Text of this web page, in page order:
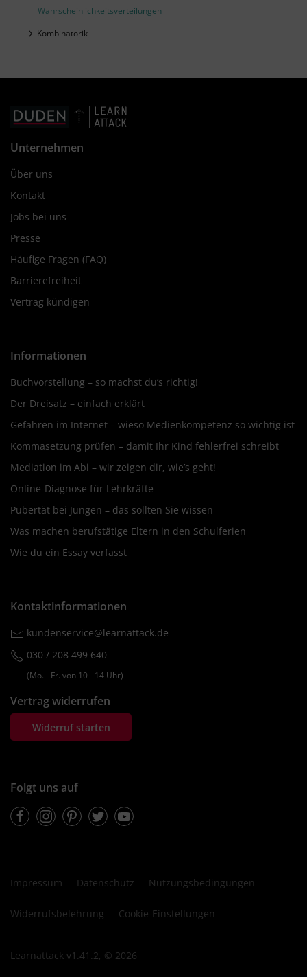
Wahrscheinlichkeitsverteilungen
Kombinatorik
Unternehmen
Über uns
Kontakt
Jobs bei uns
Presse
Häufige Fragen (FAQ)
Barrierefreiheit
Vertrag kündigen
Informationen
Buchvorstellung – so machst du’s richtig!
Der Dreisatz – einfach erklärt
Gefahren im Internet – wieso Medienkompetenz so wichtig ist
Kommasetzung prüfen – damit Ihr Kind fehlerfrei schreibt
Mediation im Abi – wir zeigen dir, wie’s geht!
Online-Diagnose für Lehrkräfte
Pubertät bei Jungen – das sollten Sie wissen
Was machen berufstätige Eltern in den Schulferien
Wie du ein Essay verfasst
Kontaktinformationen
kundenservice@learnattack.de
030 / 208 499 640
(Mo. ‐ Fr. von 10 ‐ 14 Uhr)
Vertrag widerrufen
Widerruf starten
Folgt uns auf
FacebookInstagramPinterestTwitterYoutube
Impressum Datenschutz Nutzungsbedingungen
Widerrufsbelehrung Cookie-Einstellungen
Learnattack v1.41.2, © 2026